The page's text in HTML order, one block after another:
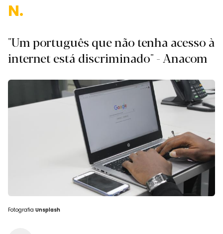
Naci
"Um português que não tenha acesso à
internet está discriminado" - Anacom
Fotografia Unsplash